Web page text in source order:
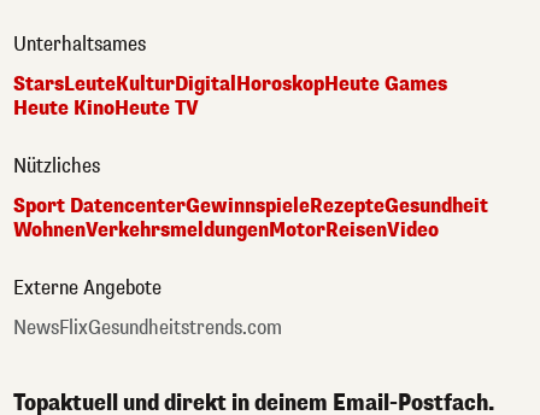
Unterhaltsames
StarsLeuteKulturDigital HoroskopHeute Games
Heute KinoHeute TV
Nützliches
Sport DatencenterGewinnspieleRezepteGesundheit
WohnenVerkehrsmeldungenMotorReisenVideo
Externe Angebote
NewsFlixGesundheitstrends.com
Topaktuell und direkt in deinem Email-Postfach.